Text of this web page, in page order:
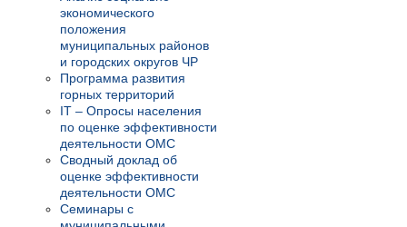
экономического
положения
муниципальных районов
и городских округов ЧР
Программа развития
горных территорий
IT – Опросы населения
по оценке эффективности
деятельности ОМС
Сводный доклад об
оценке эффективности
деятельности ОМС
Семинары с